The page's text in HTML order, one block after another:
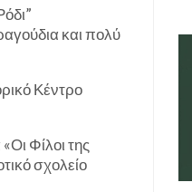
και πολύ
Κέντρο
Φίλοι της
σχολείο